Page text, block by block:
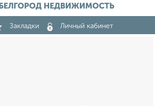
БЕЛГОРОД НЕДВИЖИМОСТЬ
Закладки Личный кабинет